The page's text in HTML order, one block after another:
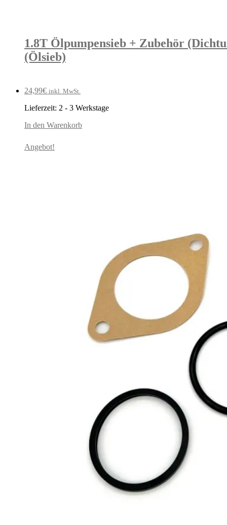
1.8T Ölpumpensieb + Zubehör
(Ölsieb)
24,99€ inkl. MwSt.
Lieferzeit: 2 - 3 Werkstage
In den Warenkorb
Angebot!